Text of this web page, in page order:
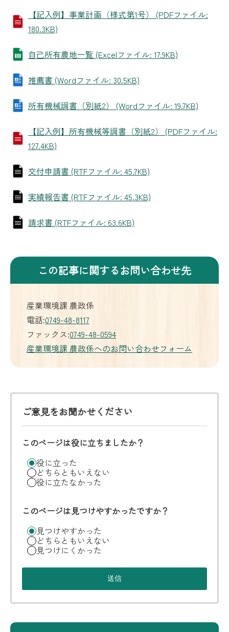
【記入例】事業計画（様式第1号） (PDFファイル:
180.3KB)
自己所有農地一覧 (Excelファイル: 17.9KB)
推薦書 (Wordファイル: 30.5KB)
所有機械調書（別紙2） (Wordファイル: 19.7KB)
【記入例】所有機械等調書（別紙2） (PDFファイル:
127.4KB)
交付申請書 (RTFファイル: 45.7KB)
実績報告書 (RTFファイル: 45.3KB)
請求書 (RTFファイル: 63.6KB)
この記事に関するお問い合わせ先
産業環境課 農政係
電話:0749-48-8117
ファックス:0749-48-0594
産業環境課 農政係へのお問い合わせフォーム
ご意見をお聞かせください
このページは役に立ちましたか？
役に立った
どちらともいえない
役に立たなかった
このページは見つけやすかったですか？
見つけやすかった
どちらともいえない
見つけにくかった